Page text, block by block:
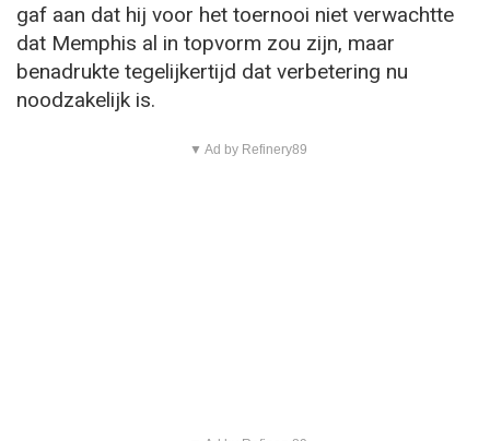
gaf aan dat hij voor het toernooi niet verwachtte
dat Memphis al in topvorm zou zijn, maar
benadrukte tegelijkertijd dat verbetering nu
noodzakelijk is.
▼ Ad by Refinery89